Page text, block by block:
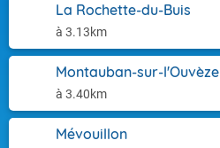
La Rochette-du-Buis
à 3.13km
Montauban-sur-l'Ouvèze
à 3.40km
Mévouillon